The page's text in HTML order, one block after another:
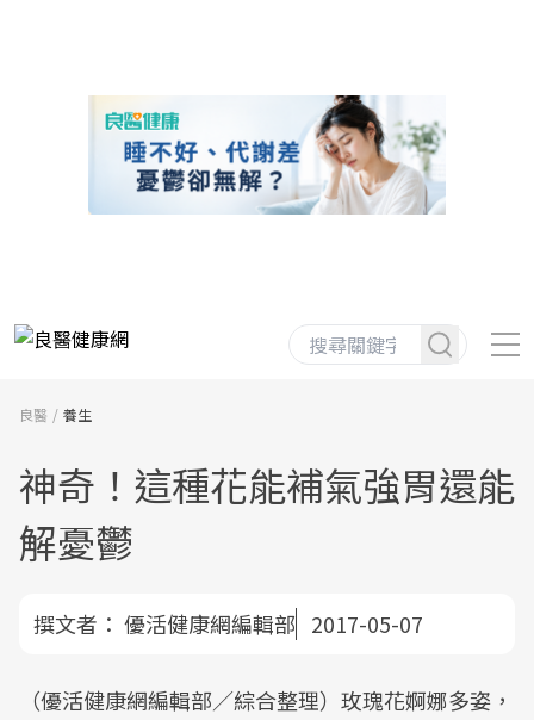
良醫 養生
神奇！這種花能補氣強胃還能
解憂鬱
撰文者： 優活健康網編輯部 2017-05-07
（優活健康網編輯部／綜合整理）玫瑰花婀娜多姿，